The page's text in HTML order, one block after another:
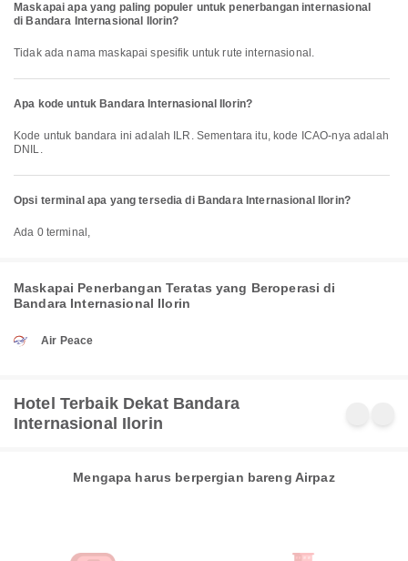
Maskapai apa yang paling populer untuk penerbangan internasional
di Bandara Internasional Ilorin?
Tidak ada nama maskapai spesifik untuk rute internasional.
Apa kode untuk Bandara Internasional Ilorin?
Kode untuk bandara ini adalah ILR. Sementara itu, kode ICAO-nya adalah
DNIL.
Opsi terminal apa yang tersedia di Bandara Internasional Ilorin?
Ada 0 terminal,
Maskapai Penerbangan Teratas yang Beroperasi di
Bandara Internasional Ilorin
Air Peace
Hotel Terbaik Dekat Bandara
Internasional Ilorin
Mengapa harus berpergian bareng Airpaz